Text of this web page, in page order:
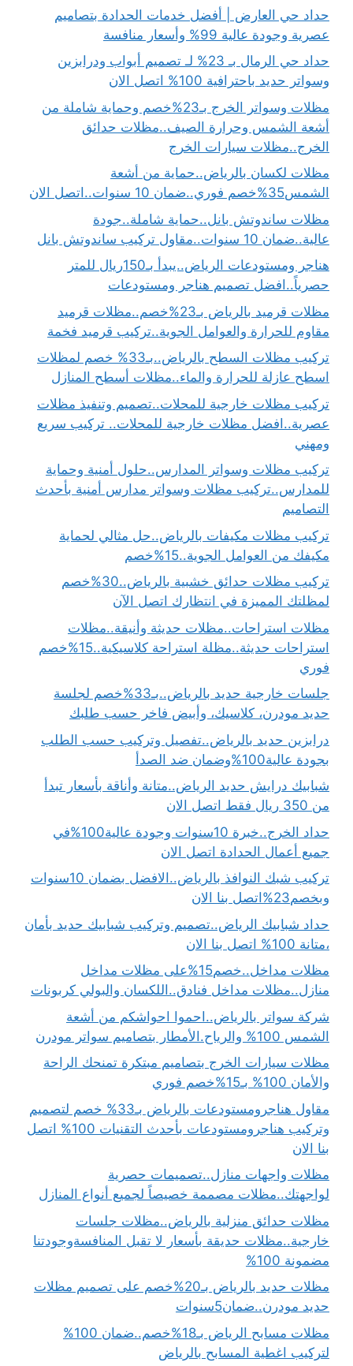
حداد حي العارض | أفضل خدمات الحدادة بتصاميم
عصرية وجودة عالية 99% وأسعار منافسة
حداد حي الرمال بـ 23% لـ تصميم أبواب ودرابزين
وسواتر حديد باحترافية 100% اتصل الان
مظلات وسواتر الخرج بـ23%خصم وحماية شاملة من
أشعة الشمس وحرارة الصيف..مظلات حدائق
الخرج..مظلات سيارات الخرج
مظلات لكسان بالرياض..حماية من أشعة
الشمس35%خصم فوري..ضمان 10 سنوات..اتصل الان
مظلات ساندوتش بانل..حماية شاملة..جودة
عالية..ضمان 10 سنوات..مقاول تركيب ساندوتش بانل
هناجر ومستودعات الرياض..يبدأ بـ150ريال للمتر
حصرياً..افضل تصميم هناجر ومستودعات
مظلات قرميد بالرياض بـ23%خصم..مظلات قرميد
مقاوم للحرارة والعوامل الجوية..تركيب قرميد فخمة
تركيب مظلات السطح بالرياض..بـ33% خصم لمظلات
اسطح عازلة للحرارة والماء..مظلات أسطح المنازل
تركيب مظلات خارجية للمحلات..تصميم وتنفيذ مظلات
عصرية..افضل مظلات خارجية للمحلات.. تركيب سريع
ومهني
تركيب مظلات وسواتر المدارس..حلول أمنية وحماية
للمدارس..تركيب مظلات وسواتر مدارس أمنية بأحدث
التصاميم
تركيب مظلات مكيفات بالرياض..حل مثالي لحماية
مكيفك من العوامل الجوية..15%خصم
تركيب مظلات حدائق خشبية بالرياض..30%خصم
لمظلتك المميزة في انتظارك اتصل الآن
مظلات استراحات..مظلات حديثة وأنيقة..مظلات
استراحات حديثة..مظلة استراحة كلاسيكية..15%خصم
فوري
جلسات خارجية حديد بالرياض..بـ33%خصم لجلسة
حديد مودرن، كلاسيك، وأبيض فاخر حسب طلبك
درابزين حديد بالرياض..تفصيل وتركيب حسب الطلب
بجودة عالية100%وضمان ضد الصدأ
شبابيك درايش حديد الرياض..متانة وأناقة بأسعار تبدأ
من 350 ريال فقط اتصل الان
حداد الخرج..خبرة 10سنوات وجودة عالية100%في
جميع أعمال الحدادة اتصل الان
تركيب شبك النوافذ بالرياض..الافضل بضمان 10سنوات
وبخصم23%اتصل بنا الان
حداد شبابيك الرياض..تصميم وتركيب شبابيك حديد بأمان
،متانة 100% اتصل بنا الان
مظلات مداخل..خصم15%على مظلات مداخل
منازل..مظلات مداخل فنادق..اللكسان والبولي كربونات
شركة سواتر بالرياض..احموا احواشكم من أشعة
الشمس 100% والرياح.الأمطار بتصاميم سواتر مودرن
مظلات سيارات الخرج بتصاميم مبتكرة تمنحك الراحة
والأمان 100% بـ15%خصم فوري
مقاول هناجرومستودعات بالرياض بـ33% خصم لتصميم
وتركيب هناجرومستودعات بأحدث التقنيات 100% اتصل
بنا الان
مظلات واجهات منازل..تصميمات حصرية
لواجهتك..مظلات مصممة خصيصاً لجميع أنواع المنازل
مظلات حدائق منزلية بالرياض..مظلات جلسات
خارجية..مظلات حديقة بأسعار لا تقبل المنافسةوجودتنا
مضمونة 100%
مظلات حديد بالرياض بـ20%خصم على تصميم مظلات
حديد مودرن..ضمان5سنوات
مظلات مسابح الرياض بـ18%خصم..ضمان 100%
لتركيب اغطية المسابح بالرياض